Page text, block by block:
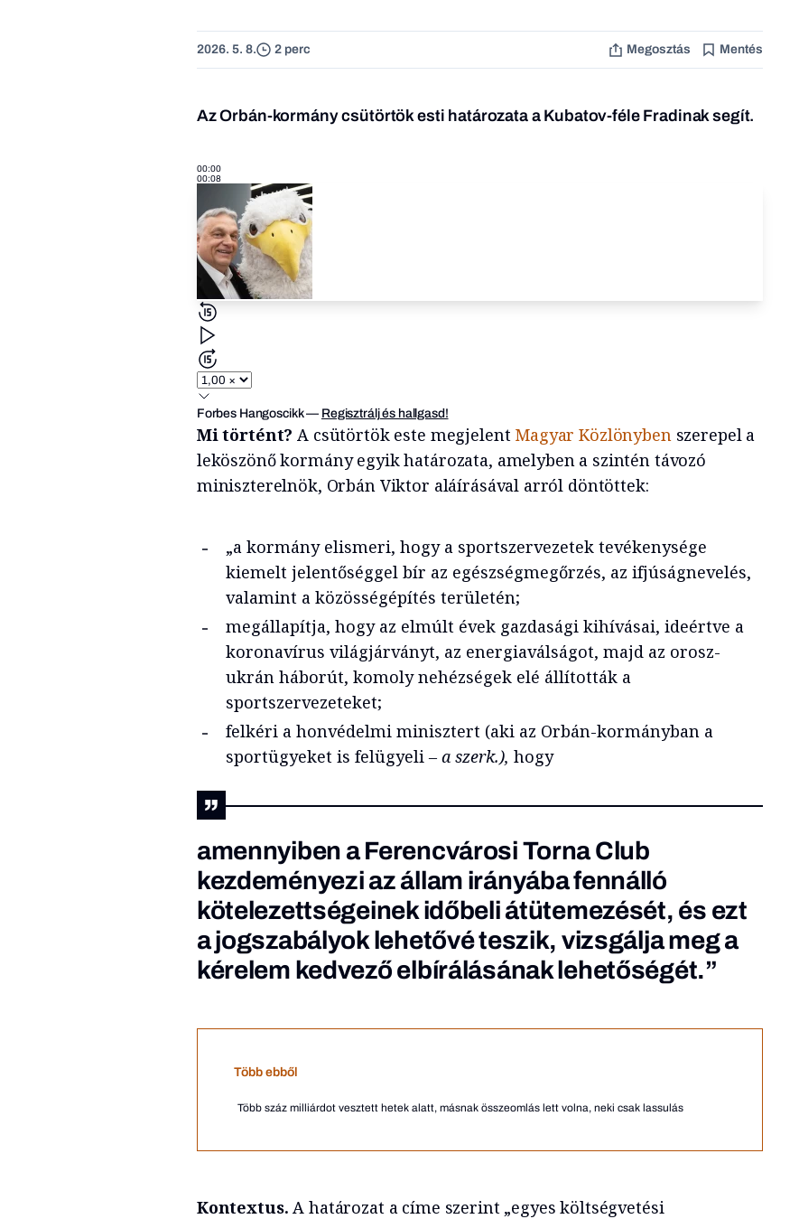
2026. 5. 8. 2 perc Megosztás Mentés
Az Orbán-kormány csütörtök esti határozata a Kubatov-féle Fradinak segít.
00:00
00:08
Forbes Hangoscikk— Regisztrálj és hallgasd!
Mi történt? A csütörtök este megjelent Magyar Közlönyben szerepel a
leköszönő kormány egyik határozata, amelyben a szintén távozó
miniszterelnök, Orbán Viktor aláírásával arról döntöttek:
„a kormány elismeri, hogy a sportszervezetek tevékenysége
kiemelt jelentőséggel bír az egészségmegőrzés, az ifjúságnevelés,
valamint a közösségépítés területén;
megállapítja, hogy az elmúlt évek gazdasági kihívásai, ideértve a
koronavírus világjárványt, az energiaválságot, majd az orosz-
ukrán háborút, komoly nehézségek elé állították a
sportszervezeteket;
felkéri a honvédelmi minisztert (aki az Orbán-kormányban a
sportügyeket is felügyeli– a szerk.), hogy
amennyiben a Ferencvárosi Torna Club
kezdeményezi az állam irányába fennálló
kötelezettségeinek időbeli átütemezését, és ezt
a jogszabályok lehetővé teszik, vizsgálja meg a
kérelem kedvező elbírálásának lehetőségét.”
Több ebből
Több száz milliárdot vesztett hetek alatt, másnak összeomlás lett volna, neki csak lassulás
Kontextus. A határozat a címe szerint „egyes költségvetési